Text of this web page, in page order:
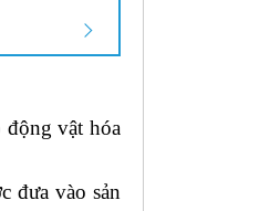
động vật hóa
đưa vào sản